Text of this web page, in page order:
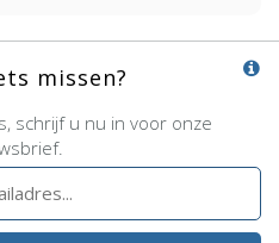
missen?
schrijf u nu in voor onze